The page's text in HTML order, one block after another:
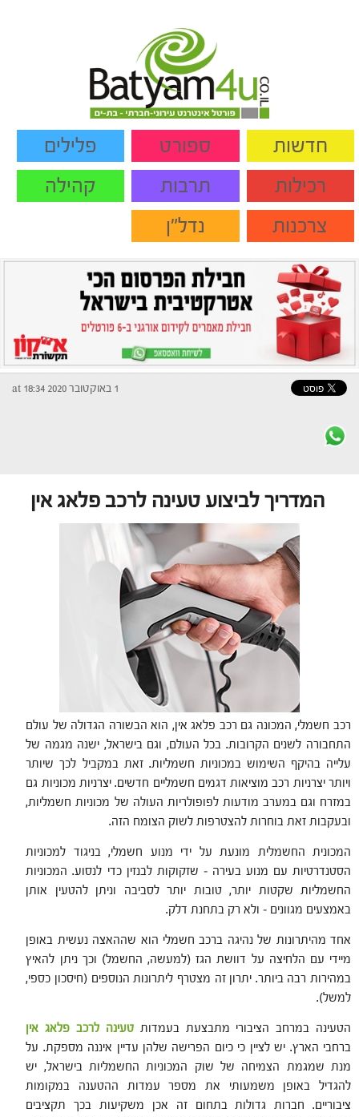
חדשות ספורט
פלילים
רכילות
תרבות
קהילה
צרכנות
נדל"ן
1 באוקטובר 2020 at 18:34
המדריך לביצוע טעינה לרכב פלאג אין
רכב חשמלי, המכונה גם רכב פלאג אין, הוא הבשורה הגדולה של עולם
התחבורה לשנים הקרובות. בכל העולם, וגם בישראל, ישנה מגמה של
עלייה בהיקף השימוש במכוניות חשמליות. זאת במקביל לכך שיותר
ויותר יצרניות רכב מוציאות דגמים חשמליים חדשים. יצרניות מכוניות גם
במזרח וגם במערב מודעות לפופולריות העולה של מכוניות חשמליות,
ובעקבות זאת בוחרות להצטרפות לשוק הצומח הזה.
המכונית החשמלית מונעת על ידי מנוע חשמלי, בניגוד למכוניות
הסטנדרטיות עם מנוע בעירה – שזקוקות לבנזין כדי לנסוע. המכוניות
החשמליות שקטות יותר, טובות יותר לסביבה וניתן להטעין אותן
באמצעים מגוונים – ולא רק בתחנת דלק.
אחד מהיתרונות של נהיגה ברכב חשמלי הוא שההאצה נעשית באופן
מיידי עם הלחיצה על דוושת הגז (למעשה, החשמל) וכך ניתן להאיץ
במהירות רבה ביותר. יתרון זה מצטרף ליתרונות הנוספים (חיסכון כספי,
למשל).
הטעינה במרחב הציבורי מתבצעת בעמדות טעינה לרכב פלאג אין
ברחבי הארץ. יש לציין כי כיום הפרישה שלהן עדיין איננה מספקת. על
מנת שמגמת הצמיחה של שוק המכוניות החשמליות בישראל, יש
להגדיל באופן משמעותי את מספר עמדות ההטענה במקומות
ציבוריים. חברות גדולות בתחום זה אכן משקיעות בכך תקציבים